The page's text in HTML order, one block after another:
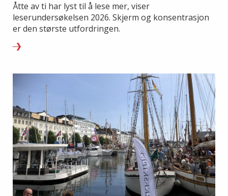
Åtte av ti har lyst til å lese mer, viser
leserundersøkelsen 2026. Skjerm og konsentrasjon
er den største utfordringen.